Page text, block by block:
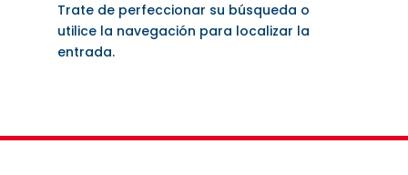
Trate de perfeccionar su búsqueda o
utilice la navegación para localizar la
entrada.